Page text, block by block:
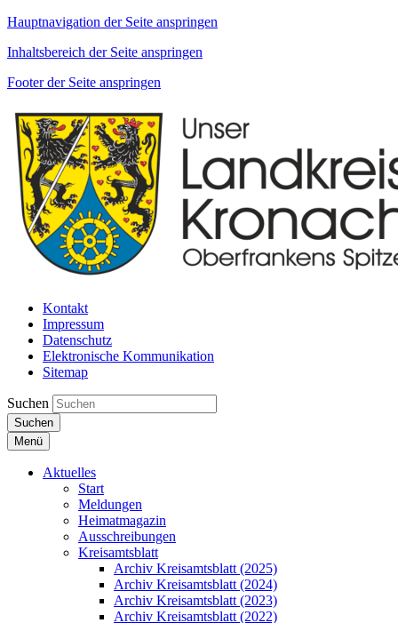
Hauptnavigation der Seite anspringen
Inhaltsbereich der Seite anspringen
Footer der Seite anspringen
Kontakt
Impressum
Datenschutz
Elektronische Kommunikation
Sitemap
Suchen
Suchen
Menü
Aktuelles
Start
Meldungen
Heimatmagazin
Ausschreibungen
Kreisamtsblatt
Archiv Kreisamtsblatt (2025)
Archiv Kreisamtsblatt (2024)
Archiv Kreisamtsblatt (2023)
Archiv Kreisamtsblatt (2022)